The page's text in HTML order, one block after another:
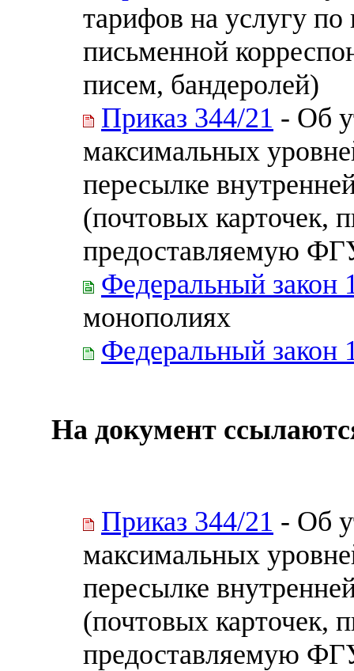
тарифов на услугу
письменной
писем, бандеролей)
Приказ 344/21 - Об
максимальных
пересылке
(почтовых карточек,
предоставляемую
Федеральный закон
монополиях
Федеральный закон
На документ
Приказ 344/21 - Об
максимальных
пересылке
(почтовых карточек,
предоставляемую